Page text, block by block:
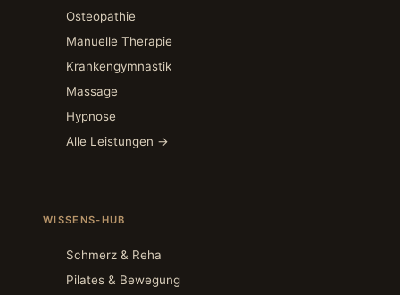
Osteopathie
Manuelle Therapie
Krankengymnastik
Massage
Hypnose
Alle Leistungen →
WISSENS-HUB
Schmerz & Reha
Pilates & Bewegung